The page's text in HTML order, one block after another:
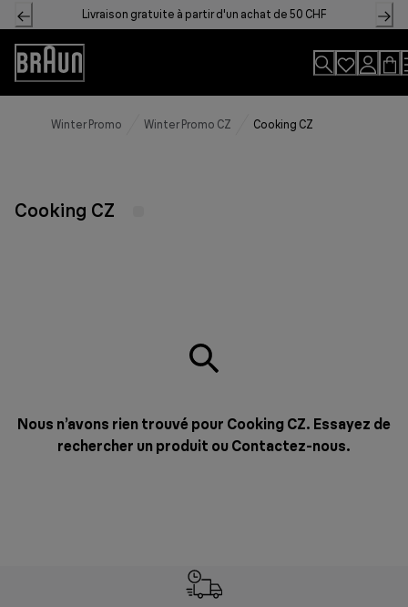
Skip
to
Content
Livraison gratuite à partir d'un achat de 50 CHF
Accessibility
Statement
Winter Promo Winter Promo CZ Cooking CZ
Cooking CZ
Nous n’avons rien trouvé pour Cooking CZ. Essayez de
rechercher un produit ou Contactez-nous.